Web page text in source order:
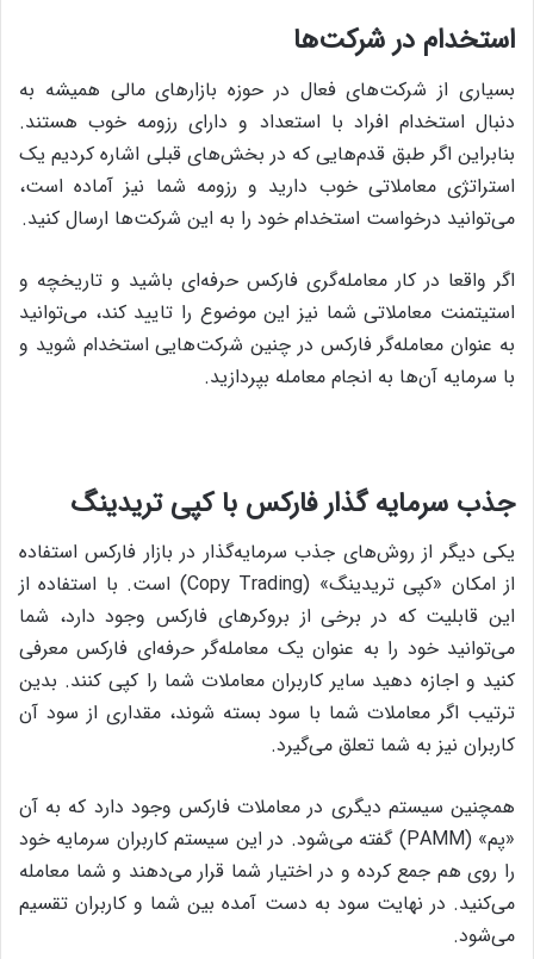
استخدام در شرکت‌ها
بسیاری از شرکت‌های فعال در حوزه بازارهای مالی همیشه به
دنبال استخدام افراد با استعداد و دارای رزومه خوب هستند.
بنابراین اگر طبق قدم‌هایی که در بخش‌های قبلی اشاره کردیم یک
استراتژی معاملاتی خوب دارید و رزومه شما نیز آماده است،
می‌توانید درخواست استخدام خود را به این شرکت‌ها ارسال کنید.
اگر واقعا در کار معامله‌گری فارکس حرفه‌ای باشید و تاریخچه و
استیتمنت معاملاتی شما نیز این موضوع را تایید کند، می‌توانید
به عنوان معامله‌گر فارکس در چنین شرکت‌هایی استخدام شوید و
با سرمایه آن‌ها به انجام معامله بپردازید.
جذب سرمایه گذار فارکس با کپی تریدینگ
یکی دیگر از روش‌های جذب سرمایه‌گذار در بازار فارکس استفاده
از امکان «کپی تریدینگ» (Copy Trading) است. با استفاده از
این قابلیت که در برخی از بروکرهای فارکس وجود دارد، شما
می‌توانید خود را به عنوان یک معامله‌گر حرفه‌ای فارکس معرفی
کنید و اجازه دهید سایر کاربران معاملات شما را کپی کنند. بدین
ترتیب اگر معاملات شما با سود بسته شوند، مقداری از سود آن
کاربران نیز به شما تعلق می‌گیرد.
همچنین سیستم دیگری در معاملات فارکس وجود دارد که به آن
«پم» (PAMM) گفته می‌شود. در این سیستم کاربران سرمایه خود
را روی هم جمع کرده و در اختیار شما قرار می‌دهند و شما معامله
می‌کنید. در نهایت سود به دست آمده بین شما و کاربران تقسیم
می‌شود.